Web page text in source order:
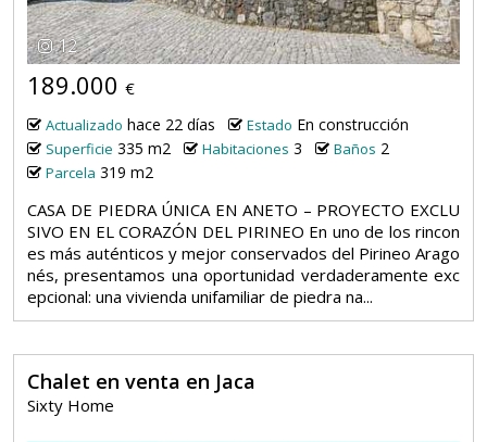
12
189.000 €
Actualizado hace 22 días Estado En construcción
Superficie 335 m2 Habitaciones 3 Baños 2
Parcela 319 m2
CASA DE PIEDRA ÚNICA EN ANETO – PROYECTO EXCLU
SIVO EN EL CORAZÓN DEL PIRINEO En uno de los rincon
es más auténticos y mejor conservados del Pirineo Arago
nés, presentamos una oportunidad verdaderamente exc
epcional: una vivienda unifamiliar de piedra na...
Chalet en venta en Jaca
Sixty Home